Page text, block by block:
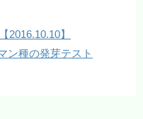
2016.10.10】
ン種の発芽テスト